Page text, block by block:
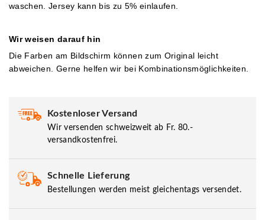
waschen. Jersey kann bis zu 5% einlaufen.
Wir weisen darauf hin
Die Farben am Bildschirm können zum Original leicht
abweichen. Gerne helfen wir bei Kombinationsmöglichkeiten.
Kostenloser Versand
Wir versenden schweizweit ab Fr. 80.-
versandkostenfrei.
Schnelle Lieferung
Bestellungen werden meist gleichentags versendet.